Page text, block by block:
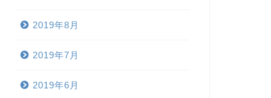
2019年8月
2019年7月
2019年6月